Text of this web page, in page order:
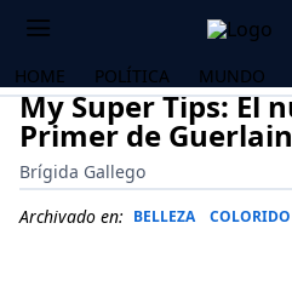
HOME POLÍTICA MUNDO
My Super Tips: El
Primer de Guerlain
Brígida Gallego
Archivado en: BELLEZA COLORIDO